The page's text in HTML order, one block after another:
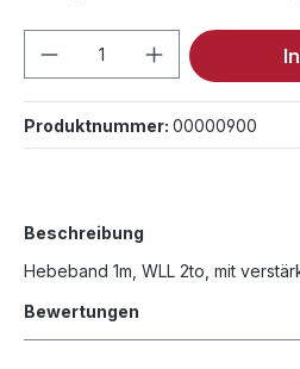
Produkt Anzahl:
Produktnummer: 00000900
Beschreibung
Hebeband 1m, WLL 2to, mit
Bewertungen